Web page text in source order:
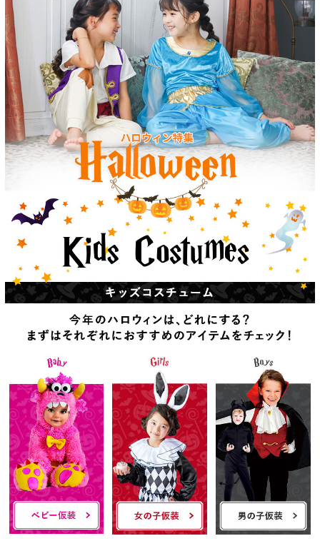
会社概要
お支払・送料
返品・交換
サイズの測り方
よくあるご質問
レビューを見る
ブログ
ニュースレター購読
マイページログイン
お問い合わせ
当店は持続可能な開発目標「SDGs」を推進しています。
0120-221-040
電話受付時間：月～金10:00~16:00 ※祝日除く